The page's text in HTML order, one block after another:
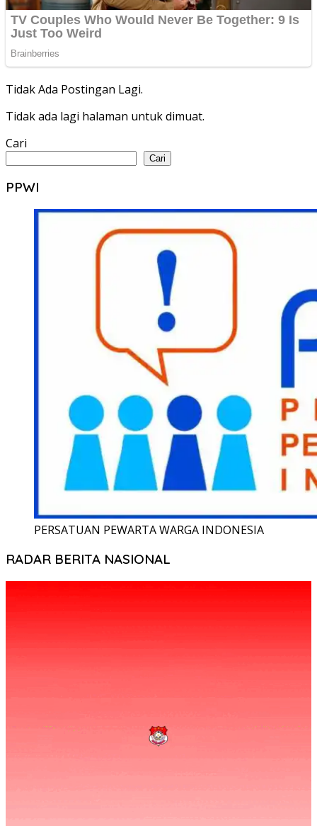
Tidak Ada Postingan Lagi.
Tidak ada lagi halaman untuk dimuat.
Cari
Cari
PPWI
PERSATUAN PEWARTA WARGA INDONESIA
RADAR BERITA NASIONAL